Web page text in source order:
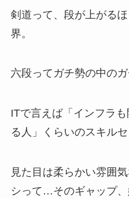
剣道って、段が上がる
界。
六段ってガチ勢の中のガ
ITで言えば「インフラ
る人」くらいのスキルセ
見た目は柔らかい雰囲
シって…そのギャップ、